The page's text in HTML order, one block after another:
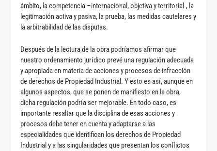
ámbito, la competencia –internacional, objetiva y territorial-, la
legitimación activa y pasiva, la prueba, las medidas cautelares y
la arbitrabilidad de las disputas.
Después de la lectura de la obra podríamos afirmar que
nuestro ordenamiento jurídico prevé una regulación adecuada
y apropiada en materia de acciones y procesos de infracción
de derechos de Propiedad Industrial. Y esto es así, aunque en
algunos aspectos, que se ponen de manifiesto en la obra,
dicha regulación podría ser mejorable. En todo caso, es
importante resaltar que la disciplina de esas acciones y
procesos debe tener en cuenta y adaptarse a las
especialidades que identifican los derechos de Propiedad
Industrial y a las singularidades que presentan los conflictos